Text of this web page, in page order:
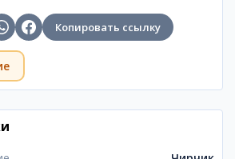
Копировать ссылку